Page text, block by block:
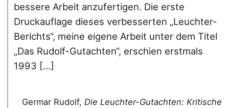
bessere Arbeit anzufertigen. Die erste
Druckauflage dieses verbesserten „Leuchter-
Berichts“, meine eigene Arbeit unter dem Titel
„Das Rudolf-Gutachten“, erschien erstmals
1993 […]
Germar Rudolf, Die Leuchter-Gutachten: Kritische